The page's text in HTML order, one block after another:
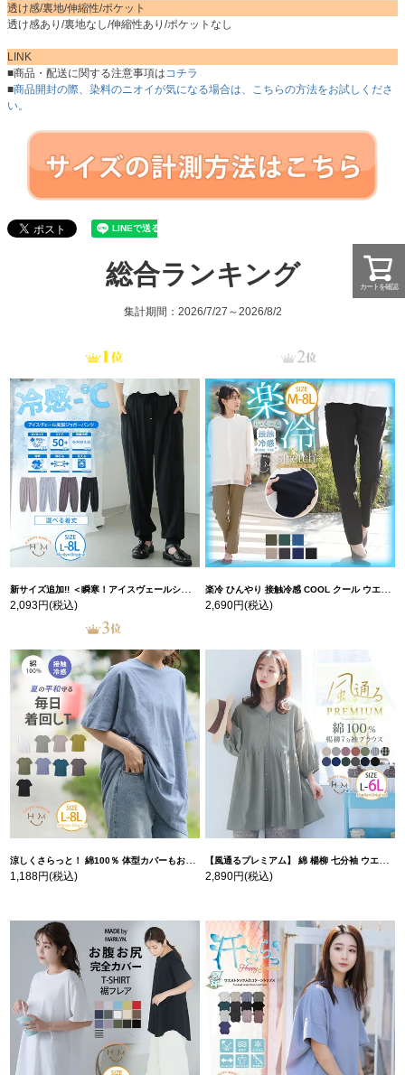
透け感/裏地/伸縮性/ポケット
透け感あり/裏地なし/伸縮性あり/ポケットなし
LINK
■商品・配送に関する注意事項はコチラ
■商品開封の際、染料のニオイが気になる場合は、こちらの方法をお試しくださ
い。
総合ランキング
集計期間：2026/7/27～2026/8/2
新サイズ追加!! ＜瞬寒！アイスヴェールシリーズ＞ 美脚 ジョガーパンツ 【ウェストゴム】 【ストレッチ】 | 大きいサイズの通販ならハッピーマリリン
2,093円(税込)
楽冷 ひんやり 接触冷感 COOL クール ウエストゴム 楽ちん ストレッチ 美脚 レギパン 【ストレッチ】 | 大きいサイズの通販ならハッピーマリリン
2,690円(税込)
涼しくさらっと！ 綿100％ 体型カバーもお洒落も叶える 風合いコットン ゆるシルエット ドルマン | 大きいサイズの通販ならハッピーマリリン
1,188円(税込)
【風通るプレミアム】 綿 楊柳 七分袖 ウエストギャザー ブラウス | 大きいサイズの通販ならハッピーマリリン
2,890円(税込)
カートを確認